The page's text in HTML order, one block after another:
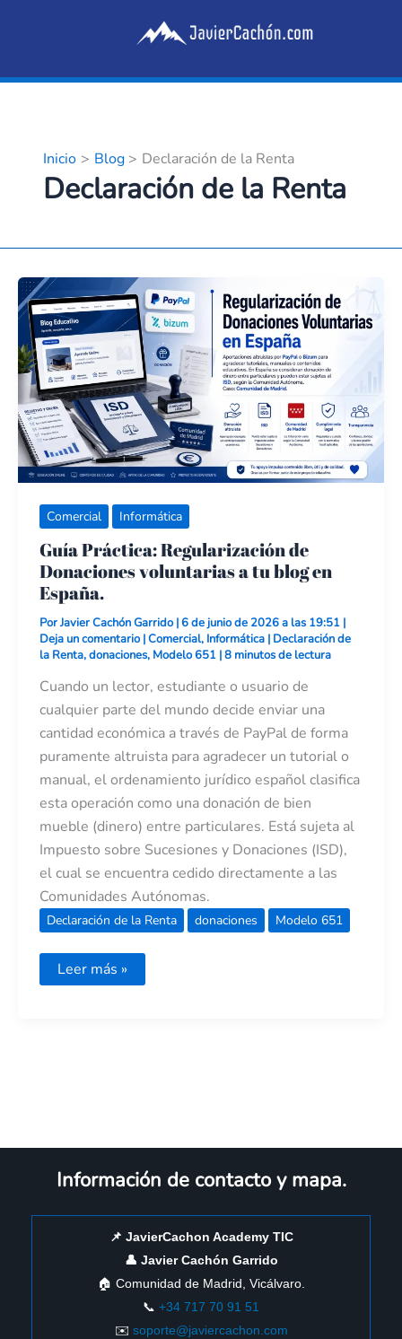
Inicio Blog Declaración de la Renta
Declaración de la Renta
Comercial Informática
Guía Práctica: Regularización de
Donaciones voluntarias a tu blog en
España.
PorJavier Cachón Garrido|6 de junio de 2026 a las 19:51 |
Deja un comentario |Comercial, Informática | Declaración de
la Renta,donaciones, Modelo 651 |8 minutos de lectura
Cuando un lector, estudiante o usuario de
cualquier parte del mundo decide enviar una
cantidad económica a través de PayPal de forma
puramente altruista para agradecer un tutorial o
manual, el ordenamiento jurídico español clasifica
esta operación como una donación de bien
mueble (dinero) entre particulares. Está sujeta al
Impuesto sobre Sucesiones y Donaciones (ISD),
el cual se encuentra cedido directamente a las
Comunidades Autónomas.
Declaración de la Renta donaciones Modelo 651
Guía
Práctica:
Regularización
de
Donaciones
voluntarias
a
tu
blog
en
España.
Leer más »
Información de contacto y mapa.
📌 JavierCachon Academy TIC
👤 Javier Cachón Garrido
🏠 Comunidad de Madrid, Vicálvaro.
📞 +34 717 70 91 51
✉️ soporte@javiercachon.com